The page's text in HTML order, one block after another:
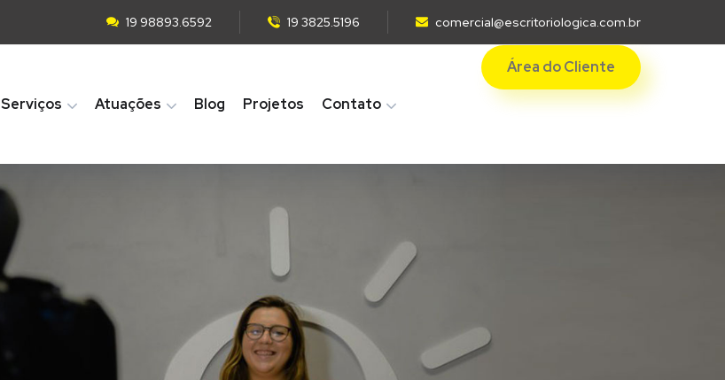
19 98893.6592 19 3825.5196 comercial@escritoriologica.com.br
Serviços Atuações Blog Projetos Contato
Área do Cliente